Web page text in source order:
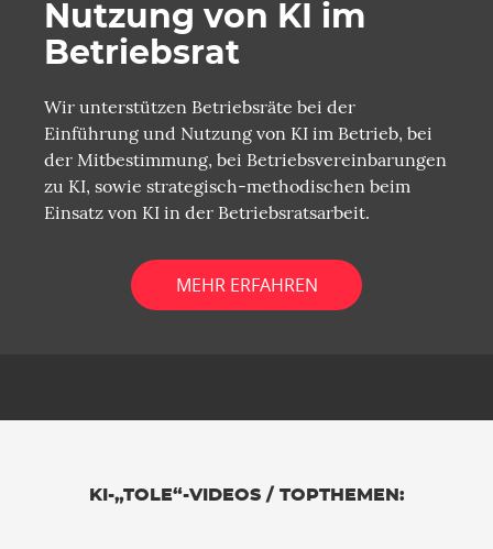
Nutzung von KI im
Betriebsrat
Wir unterstützen Betriebsräte bei der
Einführung und Nutzung von KI im Betrieb, bei
der Mitbestimmung, bei Betriebsvereinbarungen
zu KI, sowie strategisch-methodischen beim
Einsatz von KI in der Betriebsratsarbeit.
MEHR ERFAHREN
KI-„TOLE“-VIDEOS / TOPTHEMEN: